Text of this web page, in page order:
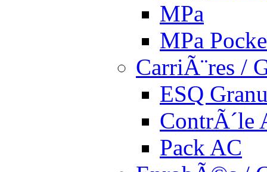
MPa
MPa
CarriÃ¨res /
ESQ
ContrÃ´le
Pack AC